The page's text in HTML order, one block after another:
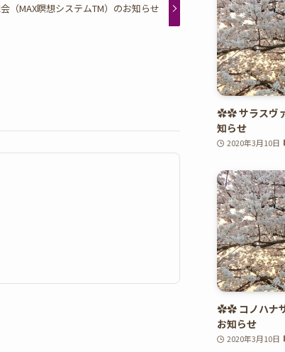
（MAX瞑想システムTM）のお知らせ
✿✿ サラスヴ
知らせ
2020年3月10日
✿✿ コノハナ
お知らせ
2020年3月10日